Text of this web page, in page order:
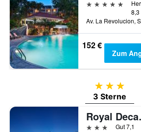
5 Sterne
8,3
152 €
Zum
3 Sterne
3 Sterne
3 Sterne
Gut 7,1